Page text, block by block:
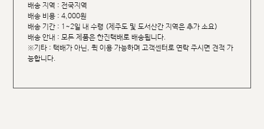
배송 지역 : 전국지역
배송 비용 : 4,000원
배송 기간 : 1~2일 내 수령 (제주도 및 도서산간 지역은 추가 소요)
배송 안내 : 모든 제품은 한진택배로 배송됩니다.
※기타 : 택배가 아닌, 퀵 이용 가능하며 고객센터로 연락 주시면 견적 가
능합니다.